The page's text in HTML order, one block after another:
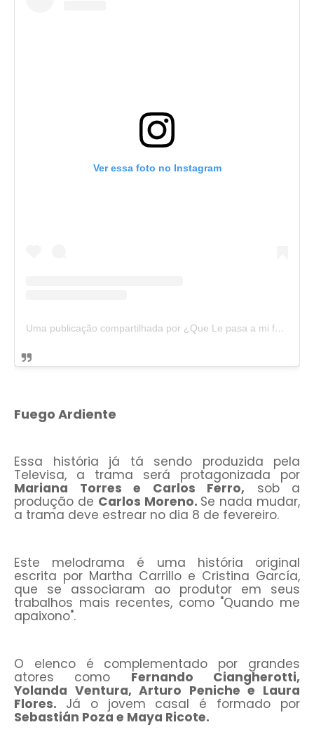
Ver essa foto no Instagram
Uma publicação compartilhada por ¿Que Le pasa a mi familia? (@quelepasaamifamilia.ofc)
Fuego Ardiente
Essa história já tá sendo produzida pela
Televisa, a trama será protagonizada por
Mariana Torres e Carlos Ferro, sob a
produção de Carlos Moreno. Se nada mudar,
a trama deve estrear no dia 8 de fevereiro.
Este melodrama é uma história original
escrita por Martha Carrillo e Cristina García,
que se associaram ao produtor em seus
trabalhos mais recentes, como "Quando me
apaixono".
O elenco é complementado por grandes
atores como Fernando Ciangherotti,
Yolanda Ventura, Arturo Peniche e Laura
Flores. Já o jovem casal é formado por
Sebastián Poza e Maya Ricote.